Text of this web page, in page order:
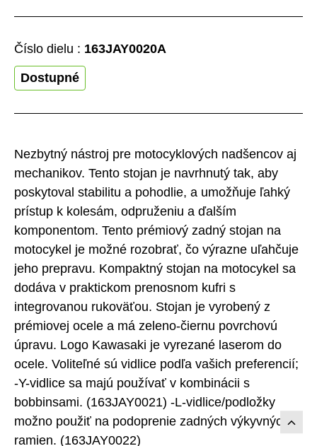
Nezbytný nástroj pre motocyklových nadšencov aj
mechanikov. Tento stojan je navrhnutý tak, aby
poskytoval stabilitu a pohodlie, a umožňuje ľahký
prístup k kolesám, odpruženiu a ďalším
komponentom. Tento prémiový zadný stojan na
motocykel je možné rozobrať, čo výrazne uľahčuje
jeho prepravu. Kompaktný stojan na motocykel sa
dodáva v praktickom prenosnom kufri s
integrovanou rukoväťou. Stojan je vyrobený z
prémiovej ocele a má zeleno-čiernu povrchovú
úpravu. Logo Kawasaki je vyrezané laserom do
ocele. Voliteľné sú vidlice podľa vašich preferencií;
-Y-vidlice sa majú používať v kombinácii s
bobbinsami. (163JAY0021) -L-vidlice/podložky
možno použiť na podoprenie zadných výkyvných
ramien. (163JAY0022)
Číslo dielu : 163JAY0020A
Dostupné